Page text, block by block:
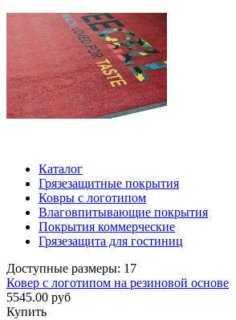
Каталог
Грязезащитные покрытия
Ковры с логотипом
Влаговпитывающие покрытия
Покрытия коммерческие
Грязезащита для гостиниц
Доступные размеры: 17
Ковер с логотипом на резиновой основе
5545.00 руб
Купить